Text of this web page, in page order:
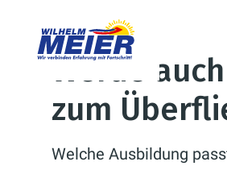
Werde
zum
Welche Ausbildung